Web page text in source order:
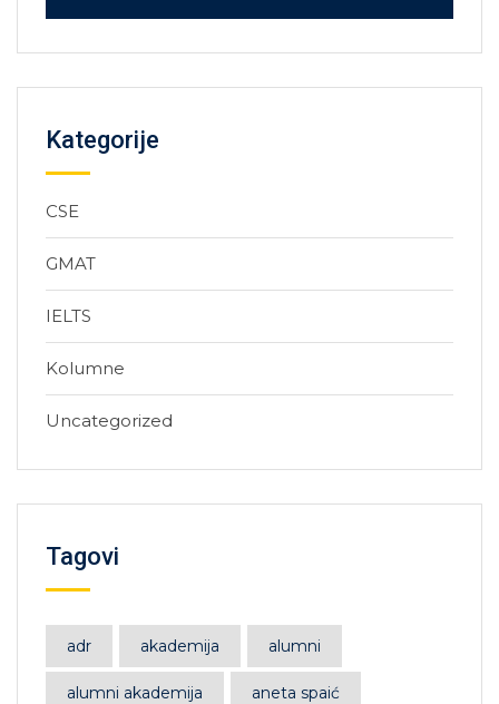
Kategorije
CSE
GMAT
IELTS
Kolumne
Uncategorized
Tagovi
adr akademija alumni
alumni akademija aneta spaić